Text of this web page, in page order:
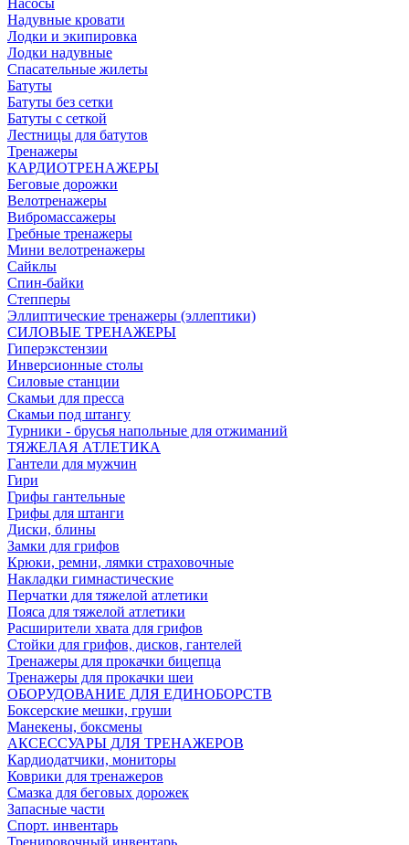
Насосы
Надувные кровати
Лодки и экипировка
Лодки надувные
Спасательные жилеты
Батуты
Батуты без сетки
Батуты с сеткой
Лестницы для батутов
Тренажеры
КАРДИОТРЕНАЖЕРЫ
Беговые дорожки
Велотренажеры
Вибромассажеры
Гребные тренажеры
Мини велотренажеры
Сайклы
Спин-байки
Степперы
Эллиптические тренажеры (эллептики)
СИЛОВЫЕ ТРЕНАЖЕРЫ
Гиперэкстензии
Инверсионные столы
Силовые станции
Скамьи для пресса
Скамьи под штангу
Турники - брусья напольные для отжиманий
ТЯЖЕЛАЯ АТЛЕТИКА
Гантели для мужчин
Гири
Грифы гантельные
Грифы для штанги
Диски, блины
Замки для грифов
Крюки, ремни, лямки страховочные
Накладки гимнастические
Перчатки для тяжелой атлетики
Пояса для тяжелой атлетики
Расширители хвата для грифов
Стойки для грифов, дисков, гантелей
Тренажеры для прокачки бицепца
Тренажеры для прокачки шеи
ОБОРУДОВАНИЕ ДЛЯ ЕДИНОБОРСТВ
Боксерские мешки, груши
Манекены, боксмены
АКСЕССУАРЫ ДЛЯ ТРЕНАЖЕРОВ
Кардиодатчики, мониторы
Коврики для тренажеров
Смазка для беговых дорожек
Запасные части
Спорт. инвентарь
Тренировочный инвентарь